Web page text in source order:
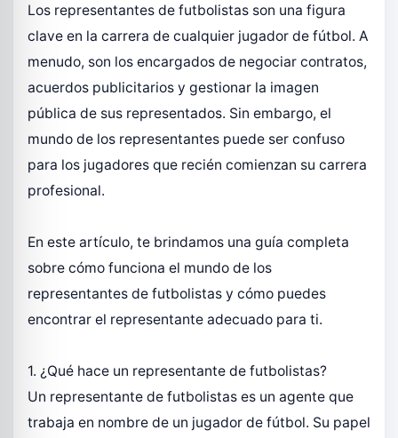
Los representantes de futbolistas son una figura
clave en la carrera de cualquier jugador de fútbol. A
menudo, son los encargados de negociar contratos,
acuerdos publicitarios y gestionar la imagen
pública de sus representados. Sin embargo, el
mundo de los representantes puede ser confuso
para los jugadores que recién comienzan su carrera
profesional.
En este artículo, te brindamos una guía completa
sobre cómo funciona el mundo de los
representantes de futbolistas y cómo puedes
encontrar el representante adecuado para ti.
1. ¿Qué hace un representante de futbolistas?
Un representante de futbolistas es un agente que
trabaja en nombre de un jugador de fútbol. Su papel